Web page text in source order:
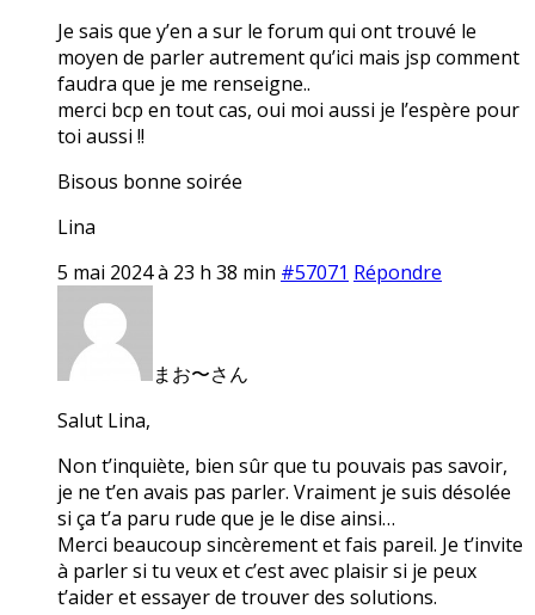
Je sais que y’en a sur le forum qui ont trouvé le
moyen de parler autrement qu’ici mais jsp comment
faudra que je me renseigne..
merci bcp en tout cas, oui moi aussi je l’espère pour
toi aussi !!
Bisous bonne soirée
Lina
5 mai 2024 à 23 h 38 min #57071 Répondre
まお〜さん
Salut Lina,
Non t’inquiète, bien sûr que tu pouvais pas savoir,
je ne t’en avais pas parler. Vraiment je suis désolée
si ça t’a paru rude que je le dise ainsi…
Merci beaucoup sincèrement et fais pareil. Je t’invite
à parler si tu veux et c’est avec plaisir si je peux
t’aider et essayer de trouver des solutions.